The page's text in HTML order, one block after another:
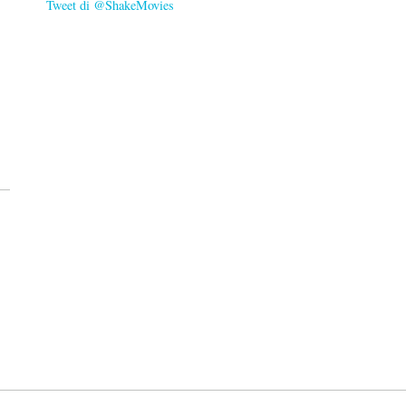
Tweet di @ShakeMovies